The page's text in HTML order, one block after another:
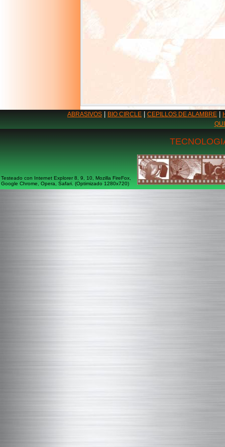
ABRASIVOS BIO CIRCLE CEPILLOS DE ALAMBRE
Testeado con Internet Explorer 8, 9, 10, Mozilla FireFox,
Google Chrome, Opera, Safari. (Optimizado 1280x720)